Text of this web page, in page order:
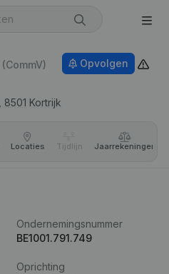
(CommV)
8501 Kortrijk
Opvolgen
Locaties Tijdlijn Jaar­rekeningen
Ondernemingsnummer
BE1001.791.749
Oprichting